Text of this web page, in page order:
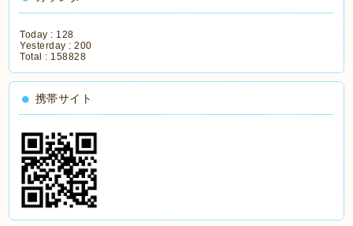
Today : 128
Yesterday :200
Total : 158828
携帯サイト